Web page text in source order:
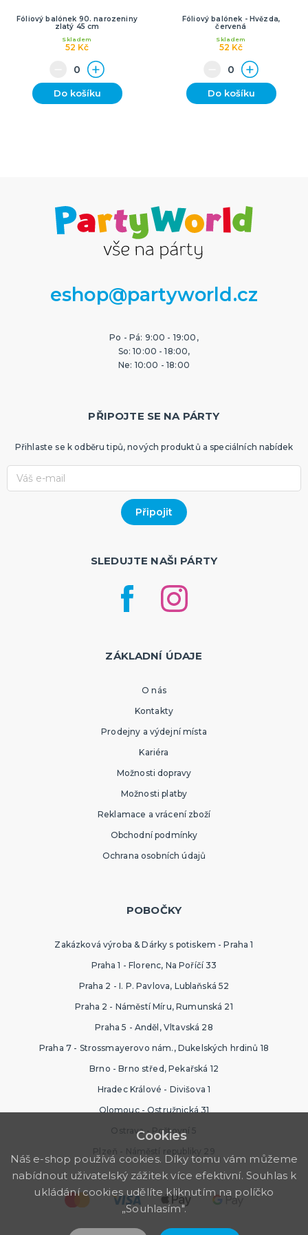
Fóliový balónek 90. narozeniny
zlatý 45 cm
52 Kč
Skladem
Do košíku
Fóliový balónek - Hvězda,
červená
52 Kč
Skladem
Do košíku
eshop@partyworld.cz
Po - Pá: 9:00 - 19:00,
So: 10:00 - 18:00,
Ne: 10:00 - 18:00
PŘIPOJTE SE NA PÁRTY
Přihlaste se k odběru tipů, nových produktů a speciálních nabídek
SLEDUJTE NAŠI PÁRTY
ZÁKLADNÍ ÚDAJE
O nás
Kontakty
Prodejny a výdejní místa
Kariéra
Možnosti dopravy
Možnosti platby
Reklamace a vrácení zboží
Obchodní podmínky
Ochrana osobních údajů
POBOČKY
Zakázková výroba & Dárky s potiskem - Praha 1
Praha 1 - Florenc, Na Poříčí 33
Praha 2 - I. P. Pavlova, Lublaňská 52
Praha 2 - Náměstí Míru, Rumunská 21
Praha 5 - Anděl, Vltavská 28
Praha 7 - Strossmayerovo nám., Dukelských hrdinů 18
Brno - Brno střed, Pekařská 12
Hradec Králové - Divišova 1
Olomouc - Ostružnická 31
Ostrava - Poštovní 5
Plzeň - Náměstí republiky 29
Cookies
Náš e-shop používá cookies. Díky tomu vám můžeme
nabídnout uživatelský zážitek více efektivní. Souhlas k
ukládání cookies udělíte kliknutím na políčko
„Souhlasím".